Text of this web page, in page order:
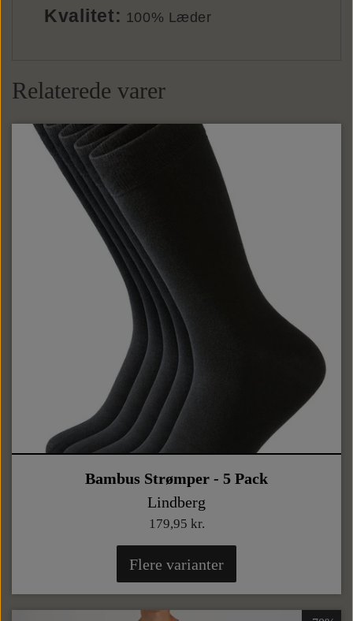
Kvalitet: 100% Læder
Relaterede varer
Bambus Strømper - 5 Pack
Lindberg
179,95 kr.
Flere varianter